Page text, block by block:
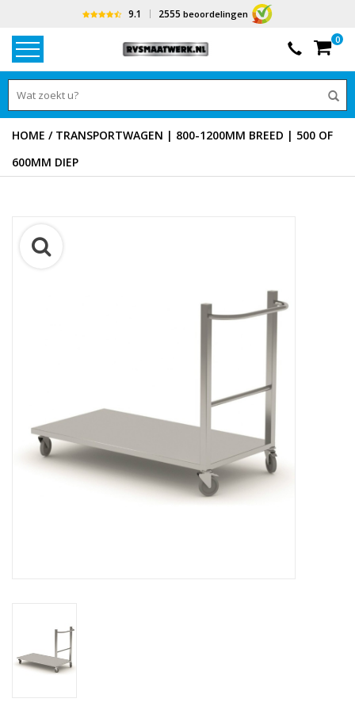
9.1 2555 beoordelingen
0
HOME / TRANSPORTWAGEN | 800-1200MM BREED | 500 OF
600MM DIEP